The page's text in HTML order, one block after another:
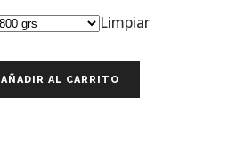
Limpiar
AÑADIR AL CARRITO